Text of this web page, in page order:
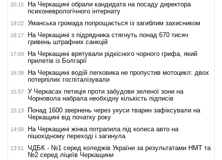
20:15
На Черкащині обрали кандидата на посаду директора
психоневрологічного інтернату
19:22 Уманська громада попрощається із загиблим захисником
18:17
На Черкащині з підрядника стягнуть понад 670 тисяч
гривень штрафних санкцій
17:09
На Черкащині врятували рідкісного чорного грифа, який
прилетів із Болгарії
16:38
На Черкащині водій легковика не пропустив мотоцикл: двох
потерпілих госпіталізували
15:57
У Черкасах петиція проти забудови зеленої зони на
Чорновола набрала необхідну кількість підписів
15:13
Понад 1600 звернень через укуси тварин зафіксували на
Черкащині від початку року
14:58
На Черкащині жінка потрапила під колеса авто на
пішохідному переході і загинула
13:51
ЧДБК - №1 серед коледжів України за результатами НМТ та
№2 серед ліцеїв Черкащини